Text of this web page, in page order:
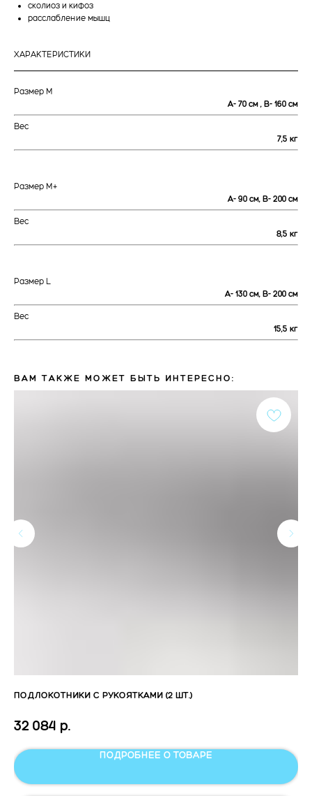
сколиоз и кифоз
расслабление мышц
ХАРАКТЕРИСТИКИ
Размер М
А- 70 см , В- 160 см
Вес
7,5 кг
Размер М+
А- 90 см, В- 200 см
Вес
8,5 кг
Размер L
А- 130 см, В- 200 см
Вес
15,5 кг
ВАМ ТАКЖЕ МОЖЕТ БЫТЬ ИНТЕРЕСНО:
ПОДЛОКОТНИКИ С РУКОЯТКАМИ (2 ШТ.)
32 084 р.
ПОДРОБНЕЕ О ТОВАРЕ